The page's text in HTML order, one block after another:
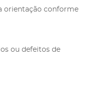
orientação conforme
ou defeitos de